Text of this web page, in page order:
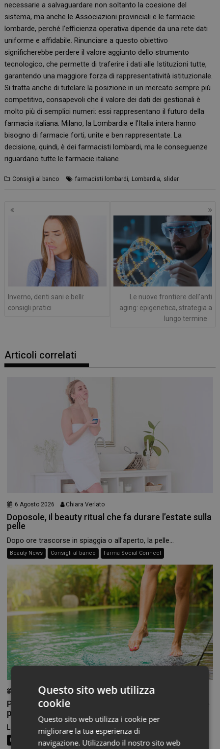
necessarie a salvaguardare non soltanto la coesione del
sistema, ma anche le Associazioni provinciali e le farmacie
lombarde, perché l’efficienza operativa dipende da una rete dati
uniforme e affidabile. Rinunciare a questo obiettivo
significherebbe perdere il valore aggiunto dello strumento
tecnologico, che permette di traferire i dati alle Istituzioni tutte,
garantendo una maggiore forza di rappresentatività istituzionale.
Si tratta anche di tutelare la posizione in un mercato sempre più
competitivo, consapevoli che il valore dei dati dei gestionali è
molto più di semplici numeri: essi rappresentano il futuro della
farmacia italiana. Milano, la Lombardia e l’Italia intera hanno
bisogno di farmacie forti, unite e ben rappresentate. La
decisione, quindi, è dei farmacisti lombardi, ma le conseguenze
riguardano tutte le farmacie italiane.
Consigli al banco farmacisti lombardi, Lombardia, slider
Navigazione
Inverno, denti sani e belli:
consigli pratici
Le nuove frontiere dell’anti
aging: epigenetica, strategia a
lungo termine
Articoli correlati
6 Agosto 2026 Chiara Verlato
Doposole, il beauty ritual che fa durare l’estate sulla
pelle
Dopo ore trascorse in spiaggia o all’aperto, la pelle...
Beauty News Consigli al banco Farma Social Connect
3 Agosto 2026 Chiara Verlato
Piedi morbidi e talloni levigati: la beauty routine che
parte dal basso
La routine di bellezza non finisce alle caviglie, eppure...
Beauty News Consigli al banco Farma Social Connect
Questo sito web utilizza
cookie
Questo sito web utilizza i cookie per
migliorare la tua esperienza di
navigazione. Utilizzando il nostro sito web